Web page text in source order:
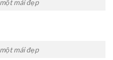
mái đẹp
mái đẹp